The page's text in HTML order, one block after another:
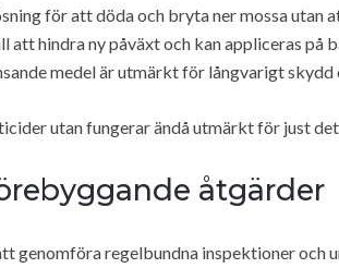
för att döda och bryta ner mossa utan
att hindra ny påväxt och kan appliceras på
medel är utmärkt för långvarigt
utan fungerar ändå utmärkt för just
åtgärder
genomföra regelbundna inspektioner och